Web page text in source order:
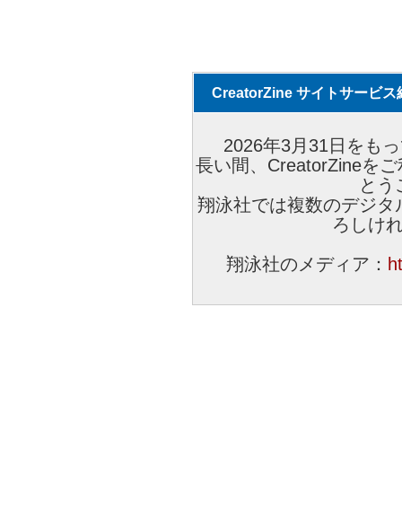
CreatorZine サイトサービス
2026年3月31日をも
長い間、CreatorZineを
とう
翔泳社では複数のデジ
ろしけ
翔泳社のメディア：